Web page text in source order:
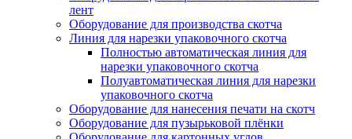
лент
Оборудование для производства скотча
Линия для нарезки упаковочного скотча
Полностью автоматическая линия для
нарезки упаковочного скотча
Полуавтоматическая линия для нарезки
упаковочного скотча
Оборудование для нанесения печати на скотч
Оборудование для пузырьковой плёнки